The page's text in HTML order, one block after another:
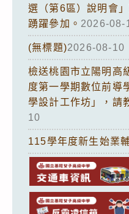
選（第6區）說明會
踴躍參加。 2026-08-
(無標題)2026-08-10
檢送桃園市立陽明高
度第一學期數位前導
學設計工作坊」，請
10
115學年度新生始業